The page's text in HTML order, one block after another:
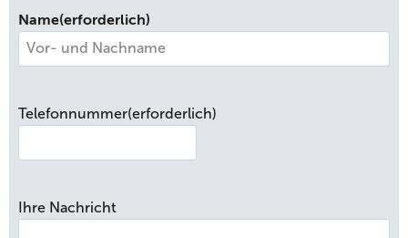
Name(erforderlich)
r
u
d
Telefonnummer(erforderlich)
Ihre Nachricht